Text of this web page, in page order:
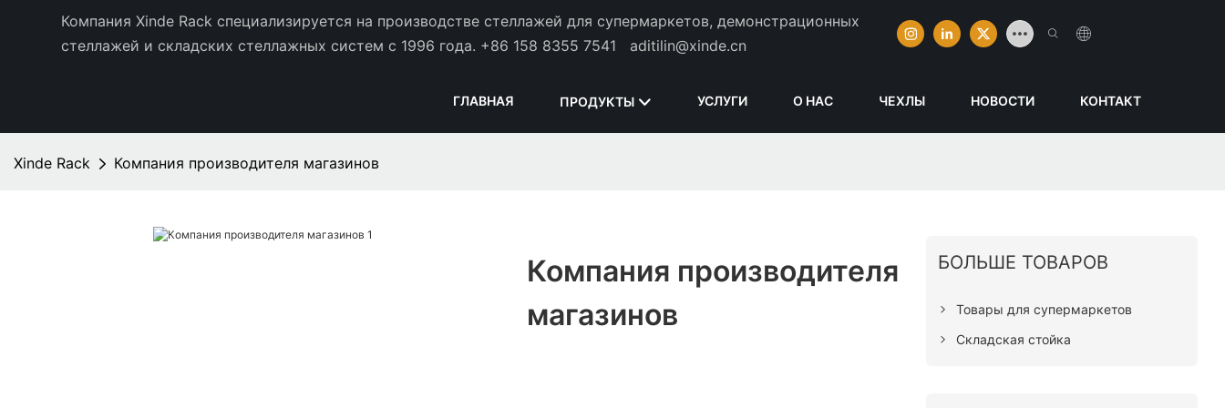
Компания Xinde Rack специализируется на производстве стеллажей для супермаркетов, демонстрационных
стеллажей и складских стеллажных систем с 1996 года. +86 158 8355 7541 aditilin@xinde.cn
ГЛАВНАЯ ПРОДУКТЫ УСЛУГИ О НАС ЧЕХЛЫ НОВОСТИ КОНТАКТ
Xinde Rack Компания производителя магазинов
Компания производителя
магазинов
БОЛЬШЕ ТОВАРОВ
Товары для супермаркетов
Складская стойка